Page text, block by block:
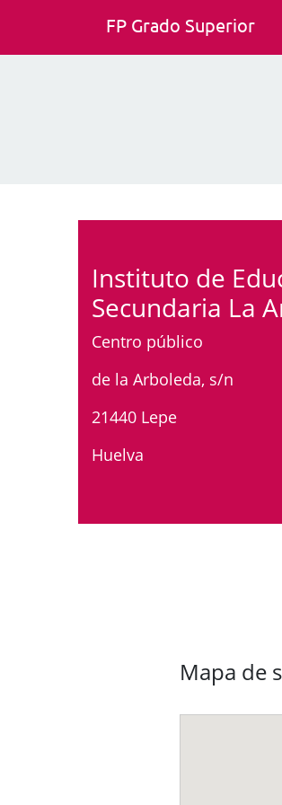
FP Grado Superior
Instituto de
Secundaria La
Centro público
de la Arboleda, s/n
21440 Lepe
Huelva
Mapa de